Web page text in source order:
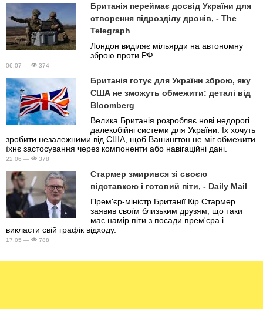
Британія переймає досвід України для
створення підрозділу дронів, - The
Telegraph
Лондон виділяє мільярди на автономну
зброю проти РФ.
06.07 — 374
Британія готує для України зброю, яку
США не зможуть обмежити: деталі від
Bloomberg
Велика Британія розробляє нові недорогі
далекобійні системи для України. Їх хочуть
зробити незалежними від США, щоб Вашингтон не міг обмежити
їхнє застосування через компоненти або навігаційні дані.
22.06 — 378
Стармер змирився зі своєю
відставкою і готовий піти, - Daily Mail
Прем'єр-міністр Британії Кір Стармер
заявив своїм близьким друзям, що таки
має намір піти з посади прем'єра і
викласти свій графік відходу.
17.05 — 788